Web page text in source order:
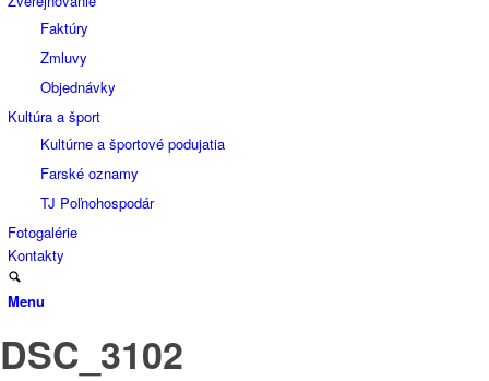
Faktúry
Zmluvy
Objednávky
Kultúra a šport
Kultúrne a športové podujatia
Farské oznamy
TJ Poľnohospodár
Fotogalérie
Kontakty
Menu
DSC_3102